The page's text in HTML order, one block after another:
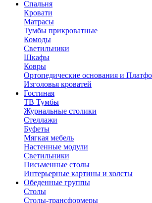
Cпальня
Кровати
Матрасы
Тумбы прикроватные
Комоды
Светильники
Шкафы
Ковры
Ортопедические основания и
Изголовья кроватей
Гостиная
ТВ Тумбы
Журнальные столики
Стеллажи
Буфеты
Мягкая мебель
Настенные модули
Светильники
Письменные столы
Интерьерные картины и холсты
Обеденные группы
Столы
Столы-трансформеры